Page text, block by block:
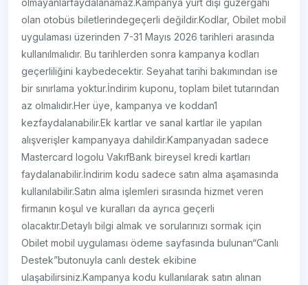
olmayanlarfaydalanamaz.Kampanya yurt dışı güzergahı
olan otobüs biletlerindegeçerli değildir.Kodlar, Obilet mobil
uygulaması üzerinden 7-31 Mayıs 2026 tarihleri arasında
kullanılmalıdır. Bu tarihlerden sonra kampanya kodları
geçerliliğini kaybedecektir. Seyahat tarihi bakımından ise
bir sınırlama yoktur.İndirim kuponu, toplam bilet tutarından
az olmalıdır.Her üye, kampanya ve koddan1
kezfaydalanabilir.Ek kartlar ve sanal kartlar ile yapılan
alışverişler kampanyaya dahildir.Kampanyadan sadece
Mastercard logolu VakıfBank bireysel kredi kartları
faydalanabilir.İndirim kodu sadece satın alma aşamasında
kullanılabilir.Satın alma işlemleri sırasında hizmet veren
firmanın koşul ve kuralları da ayrıca geçerli
olacaktır.Detaylı bilgi almak ve sorularınızı sormak için
Obilet mobil uygulaması ödeme sayfasında bulunan“Canlı
Destek”butonuyla canlı destek ekibine
ulaşabilirsiniz.Kampanya kodu kullanılarak satın alınan